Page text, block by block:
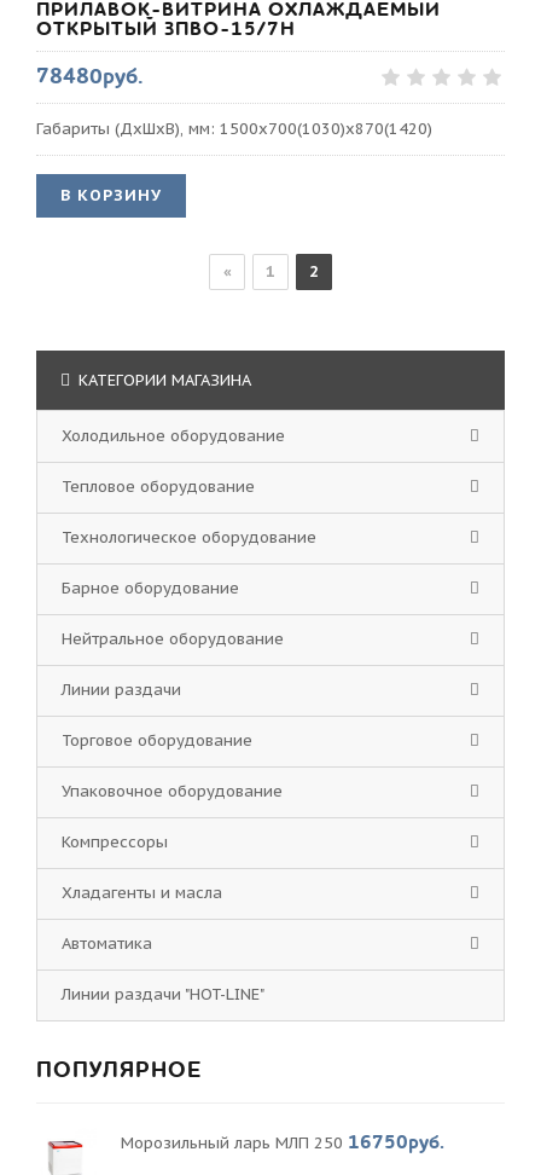
ПРИЛАВОК-ВИТРИНА ОХЛАЖДАЕМЫЙ
ОТКРЫТЫЙ ЗПВО-15/7Н
78480руб.
Габариты (ДхШхВ), мм: 1500х700(1030)х870(1420)
В КОРЗИНУ
« 1 2
КАТЕГОРИИ МАГАЗИНА
Холодильное оборудование
Тепловое оборудование
Технологическое оборудование
Барное оборудование
Нейтральное оборудование
Линии раздачи
Торговое оборудование
Упаковочное оборудование
Компрессоры
Хладагенты и масла
Автоматика
Линии раздачи "HOT-LINE"
ПОПУЛЯРНОЕ
Морозильный ларь МЛП 250 16750руб.